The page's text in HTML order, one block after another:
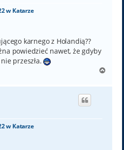
w Katarze
karnego z Holandią??
powiedzieć nawet, że gdyby
przeszła.
g
w Katarze